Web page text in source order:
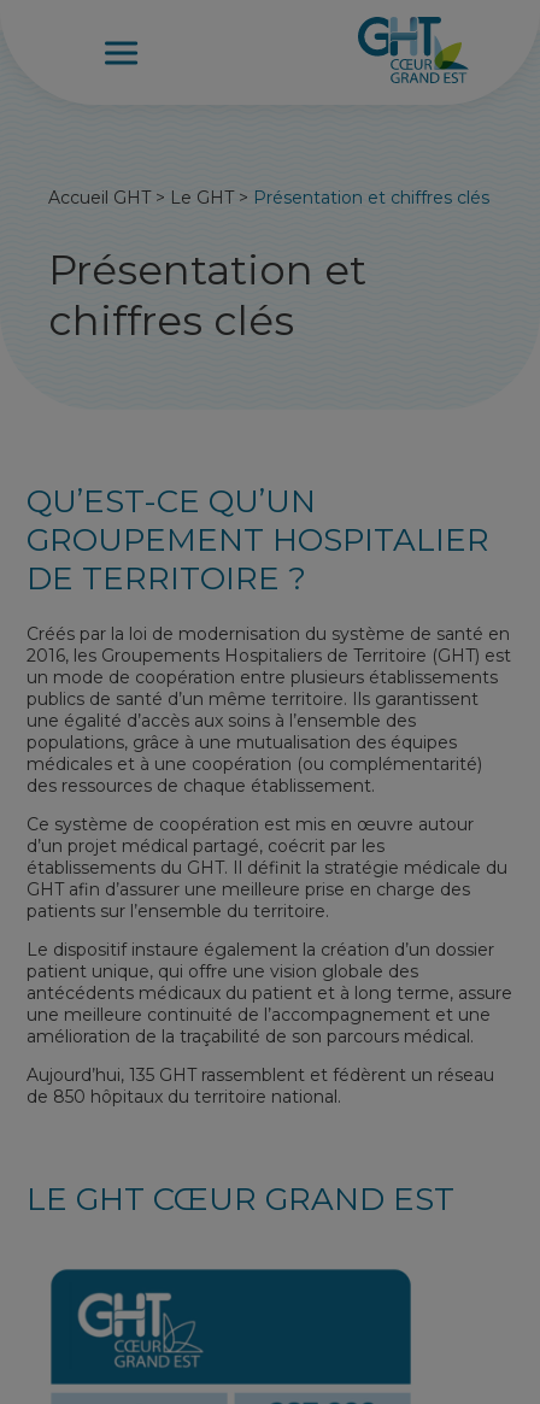
Accueil GHT> Le GHT> Présentation et chiffres clés
Présentation et
chiffres clés
QU’EST-CE QU’UN
GROUPEMENT HOSPITALIER
DE TERRITOIRE ?
Créés par la loi de modernisation du système de santé en
2016, les Groupements Hospitaliers de Territoire (GHT) est
un mode de coopération entre plusieurs établissements
publics de santé d’un même territoire. Ils garantissent
une égalité d’accès aux soins à l’ensemble des
populations, grâce à une mutualisation des équipes
médicales et à une coopération (ou complémentarité)
des ressources de chaque établissement.
Ce système de coopération est mis en œuvre autour
d’un projet médical partagé, coécrit par les
établissements du GHT. Il définit la stratégie médicale du
GHT afin d’assurer une meilleure prise en charge des
patients sur l’ensemble du territoire.
Le dispositif instaure également la création d’un dossier
patient unique, qui offre une vision globale des
antécédents médicaux du patient et à long terme, assure
une meilleure continuité de l’accompagnement et une
amélioration de la traçabilité de son parcours médical.
Aujourd’hui, 135 GHT rassemblent et fédèrent un réseau
de 850 hôpitaux du territoire national.
LE GHT CŒUR GRAND EST